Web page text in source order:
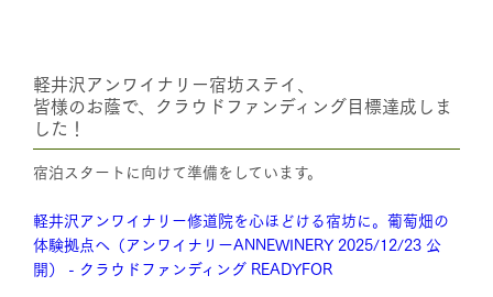
軽井沢アンワイナリー宿坊ステイ、
皆様のお蔭で、クラウドファンディング目標達成しま
した！
宿泊スタートに向けて準備をしています。
軽井沢アンワイナリー修道院を心ほどける宿坊に。葡萄畑の
体験拠点へ（アンワイナリーANNEWINERY 2025/12/23 公
開） - クラウドファンディング READYFOR